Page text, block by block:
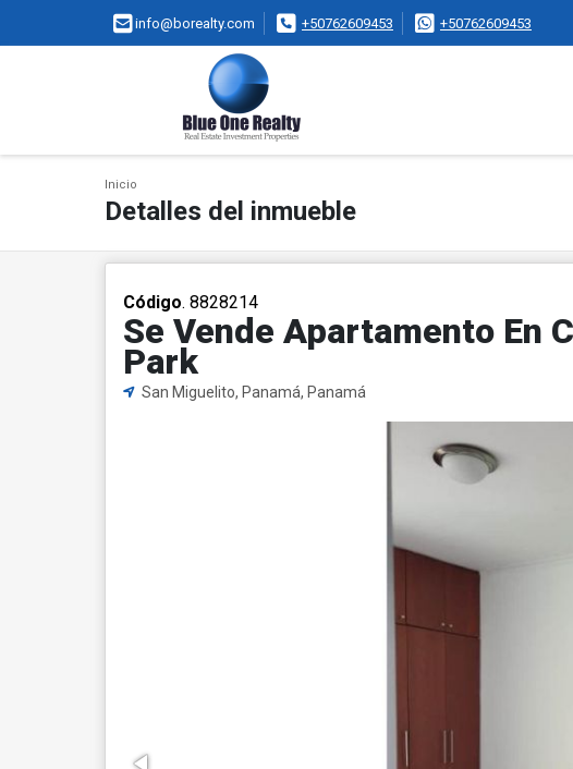
info@borealty.com +50762609453 +50762609453
Inicio
Detalles del inmueble
Código. 8828214
Se Vende Apartamento En
Park
San Miguelito, Panamá, Panamá